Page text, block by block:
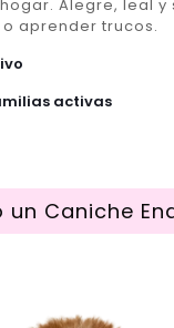
Alegre, leal y
aprender trucos.
activas
un Caniche